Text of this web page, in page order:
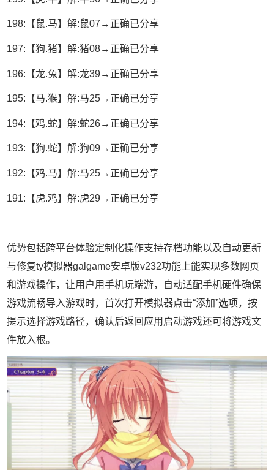
198:【鼠.马】解:鼠07→正确已分享
197:【狗.猪】解:猪08→正确已分享
196:【龙.兔】解:龙39→正确已分享
195:【马.猴】解:马25→正确已分享
194:【鸡.蛇】解:蛇26→正确已分享
193:【狗.蛇】解:狗09→正确已分享
192:【鸡.马】解:马25→正确已分享
191:【虎.鸡】解:虎29→正确已分享
优势包括跨平台体验定制化操作支持存档功能以及自动更新
与修复ty模拟器galgame安卓版v232功能上能实现多数网页
和游戏操作，让用户用手机玩端游，自动适配手机硬件确保
游戏流畅导入游戏时，首次打开模拟器点击“添加”选项，按
提示选择游戏路径，确认后返回应用启动游戏还可将游戏文
件放入根。